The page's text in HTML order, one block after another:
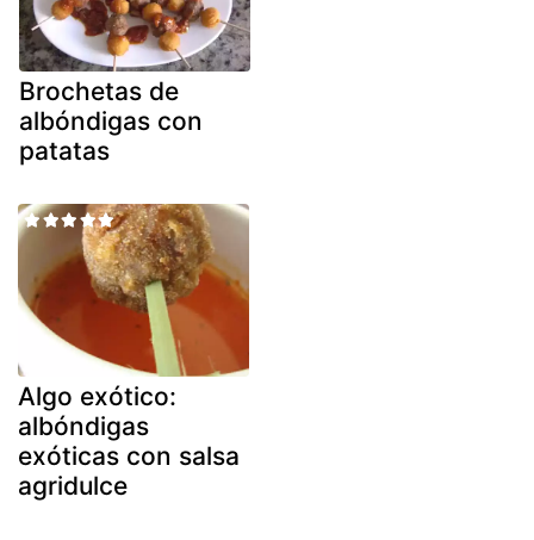
Brochetas de
albóndigas con
patatas
Algo exótico:
albóndigas
exóticas con salsa
agridulce